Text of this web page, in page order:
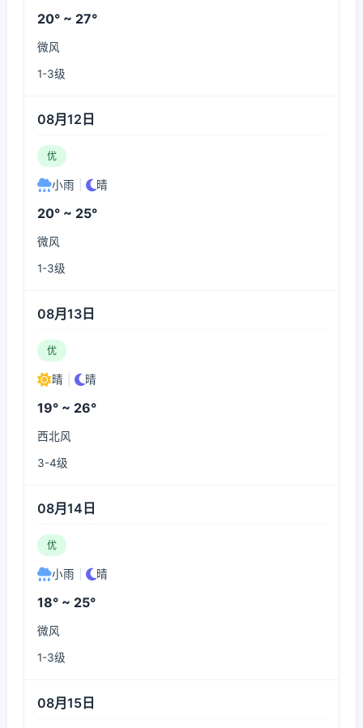
20° ~ 27°
微风
1-3级
08月12日
优
小雨 晴
20° ~ 25°
微风
1-3级
08月13日
优
晴 晴
19° ~ 26°
西北风
3-4级
08月14日
优
小雨 晴
18° ~ 25°
微风
1-3级
08月15日